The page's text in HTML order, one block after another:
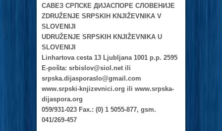
САВЕЗ СРПСКЕ ДИЈАСПОРЕ СЛОВЕНИЈЕ
ZDRUŽENJE SRPSKIH KNJIŽEVNIKA V
SLOVENIJI
UDRUŽENJE SRPSKIH KNJIŽEVNIKA U
SLOVENIJI
Linhartova cesta 13 Ljubljana 1001 p.p. 2595
E-pošta: srbislov@siol.net ili
srpska.dijasporaslo@gmail.com
www.srpski-knjizevnici.org ili www.srpska-
dijaspora.org
059/931-023 Fax.: (0) 1 5055-877, gsm.
041/269-457